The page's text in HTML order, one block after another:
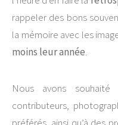
rappeler des bons
la mémoire avec les
moins leur année.
Nous avons
contributeurs,